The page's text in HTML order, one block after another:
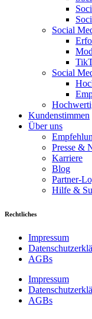
Social
Social
Kundenstimmen
Über uns
Presse &
Karriere
Blog
Partner-
Hilfe &
Rechtliches
Impressum
AGBs
Impressum
AGBs